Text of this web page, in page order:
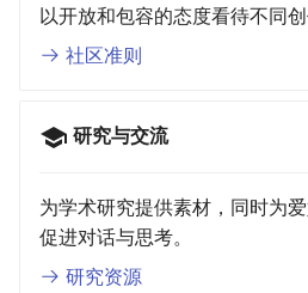
以开放和包容的态度看待不同创
社区准则
研究与交流
为学术研究提供素材，同时为
促进对话与思考。
研究资源